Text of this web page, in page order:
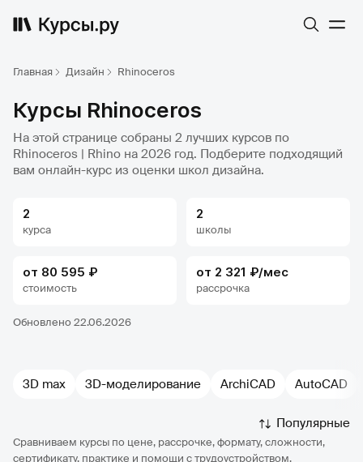
Главная Дизайн Rhinoceros
Курсы Rhinoceros
На этой странице собраны 2 лучших курсов по
Rhinoceros | Rhino на 2026 год. Подберите подходящий
вам онлайн-курс из оценки школ дизайна.
2
курса
2
школы
от 80 595 ₽
стоимость
от 2 321 ₽/мес
рассрочка
Обновлено 22.06.2026
3D max 3D-моделирование ArchiCAD AutoCAD
Популярные
Сравниваем курсы по цене, рассрочке, формату, сложности,
сертификату, практике и помощи с трудоустройством.